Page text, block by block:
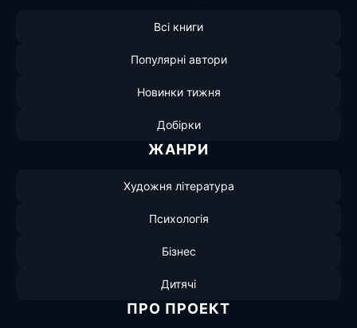
Всі книги
Популярні автори
Новинки тижня
Добірки
ЖАНРИ
Художня література
Психологія
Бізнес
Дитячі
ПРО ПРОЕКТ